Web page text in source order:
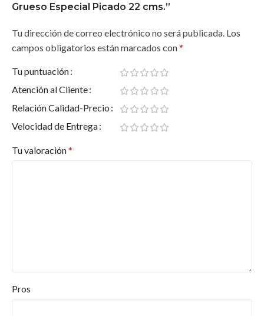
Grueso Especial Picado 22 cms.”
Tu dirección de correo electrónico no será publicada. Los
campos obligatorios están marcados con*
Tu puntuación
Atención al Cliente
Relación Calidad-Precio
Velocidad de Entrega
Tu valoración*
Pros